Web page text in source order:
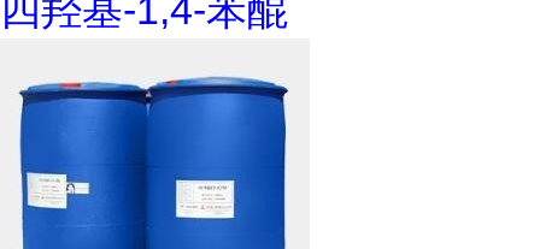
四羟基-1,4-苯醌